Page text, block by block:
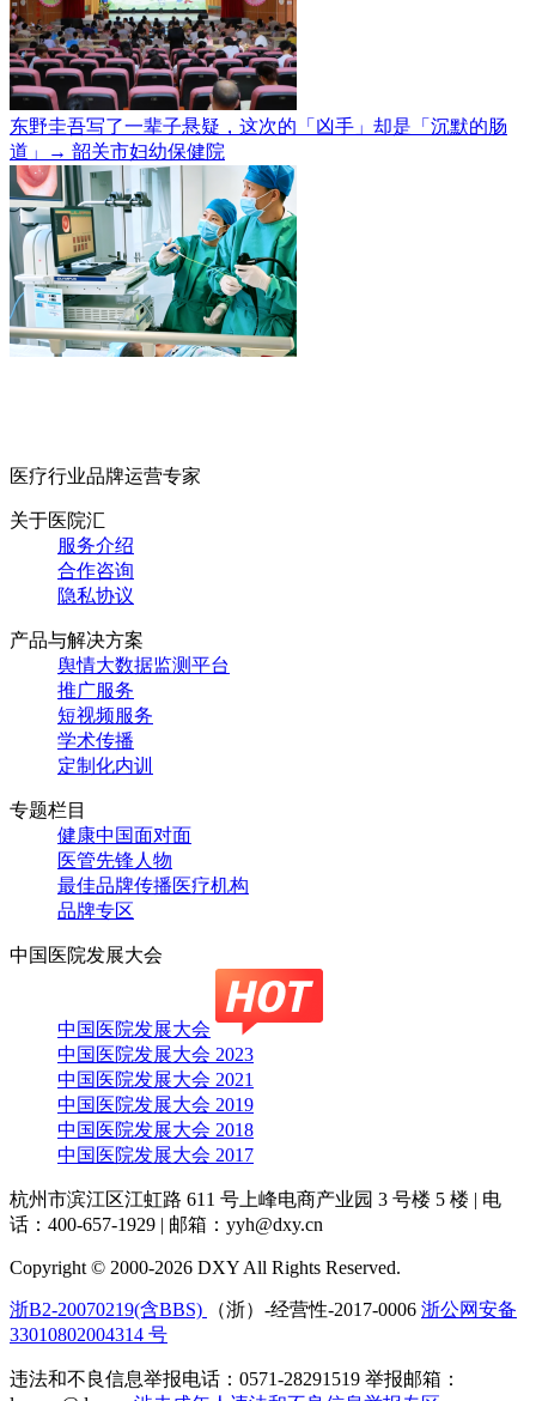
东野圭吾写了一辈子悬疑，这次的「凶手」却是「沉默的肠
道」→ 韶关市妇幼保健院
医疗行业品牌运营专家
关于医院汇
服务介绍
合作咨询
隐私协议
产品与解决方案
舆情大数据监测平台
推广服务
短视频服务
学术传播
定制化内训
专题栏目
健康中国面对面
医管先锋人物
最佳品牌传播医疗机构
品牌专区
中国医院发展大会
中国医院发展大会
中国医院发展大会 2023
中国医院发展大会 2021
中国医院发展大会 2019
中国医院发展大会 2018
中国医院发展大会 2017
杭州市滨江区江虹路 611 号上峰电商产业园 3 号楼 5 楼 | 电
话：400-657-1929 | 邮箱：yyh@dxy.cn
Copyright © 2000-2026 DXY All Rights Reserved.
浙B2-20070219(含BBS) （浙）-经营性-2017-0006 浙公网安备
33010802004314 号
违法和不良信息举报电话：0571-28291519 举报邮箱：